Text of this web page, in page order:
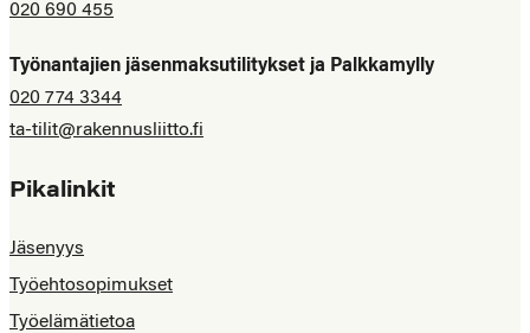
020 690 455
Työnantajien jäsenmaksutilitykset ja Palkkamylly
020 774 3344
ta-tilit@rakennusliitto.fi
Pikalinkit
Jäsenyys
Työehtosopimukset
Työelämätietoa